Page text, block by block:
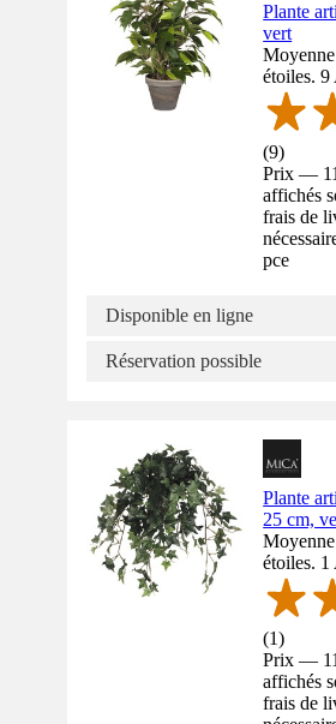
Plante
vert
étoiles. 9
(9)
Prix —
affichés
frais de
pce
Disponible en ligne
Réservation possible
Plante
25 cm,
étoiles. 1
(1)
Prix —
affichés
frais de